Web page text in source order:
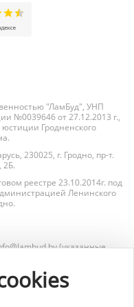
"ЛамБуд", УНП
№0039646 от 27.12.2013 г.,
Гродненского
230025, г. Гродно, пр-т.
2Б.
реестре 23.10.2014г. под
Ленинского
(указанные
горисполкома для
+375 (152) 62-69-67, +375